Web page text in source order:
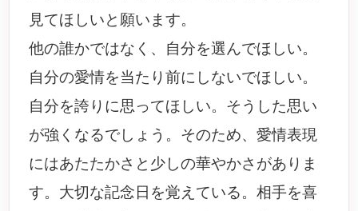
見てほしいと願います。
他の誰かではなく、自分を選んでほしい。
自分の愛情を当たり前にしないでほしい。
自分を誇りに思ってほしい。そうした思い
が強くなるでしょう。そのため、愛情表現
にはあたたかさと少しの華やかさがありま
す。大切な記念日を覚えている。相手を喜